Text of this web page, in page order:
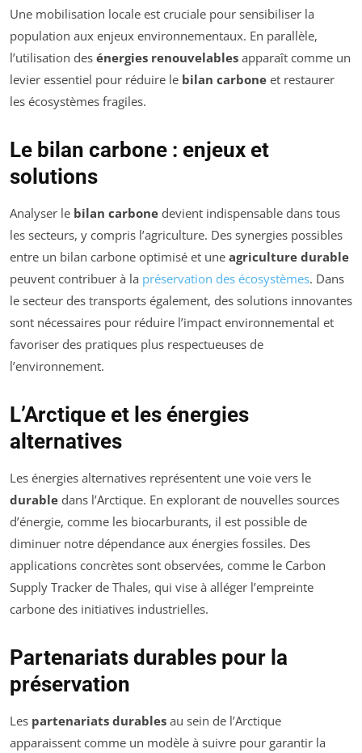
Une mobilisation locale est cruciale pour sensibiliser la
population aux enjeux environnementaux. En parallèle,
l’utilisation des énergies renouvelables apparaît comme un
levier essentiel pour réduire le bilan carbone et restaurer
les écosystèmes fragiles.
Le bilan carbone : enjeux et
solutions
Analyser le bilan carbone devient indispensable dans tous
les secteurs, y compris l’agriculture. Des synergies possibles
entre un bilan carbone optimisé et une agriculture durable
peuvent contribuer à la préservation des écosystèmes. Dans
le secteur des transports également, des solutions innovantes
sont nécessaires pour réduire l’impact environnemental et
favoriser des pratiques plus respectueuses de
l’environnement.
L’Arctique et les énergies
alternatives
Les énergies alternatives représentent une voie vers le
durable dans l’Arctique. En explorant de nouvelles sources
d’énergie, comme les biocarburants, il est possible de
diminuer notre dépendance aux énergies fossiles. Des
applications concrètes sont observées, comme le Carbon
Supply Tracker de Thales, qui vise à alléger l’empreinte
carbone des initiatives industrielles.
Partenariats durables pour la
préservation
Les partenariats durables au sein de l’Arctique
apparaissent comme un modèle à suivre pour garantir la